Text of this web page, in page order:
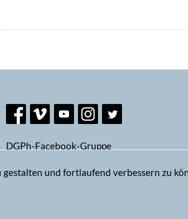
DGPh-Facebook-Gruppe
und fortlaufend verbessern zu